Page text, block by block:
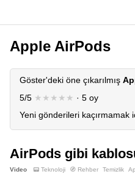
Apple AirPods
Göster'deki öne çıkarılmış
5/5 ★★★★★ · 5 oy
Yeni gönderileri kaçırmamak
AirPods gibi
Video 📟 Teknoloji 🧭 Rehber Temizlik